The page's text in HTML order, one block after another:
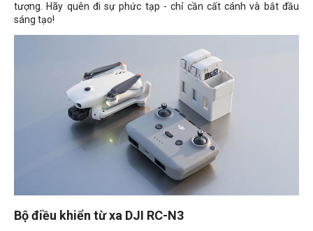
tượng. Hãy quên đi sự phức tạp - chỉ cần cất cánh và bắt đầu
sáng tạo!
Bộ điều khiển từ xa DJI RC-N3